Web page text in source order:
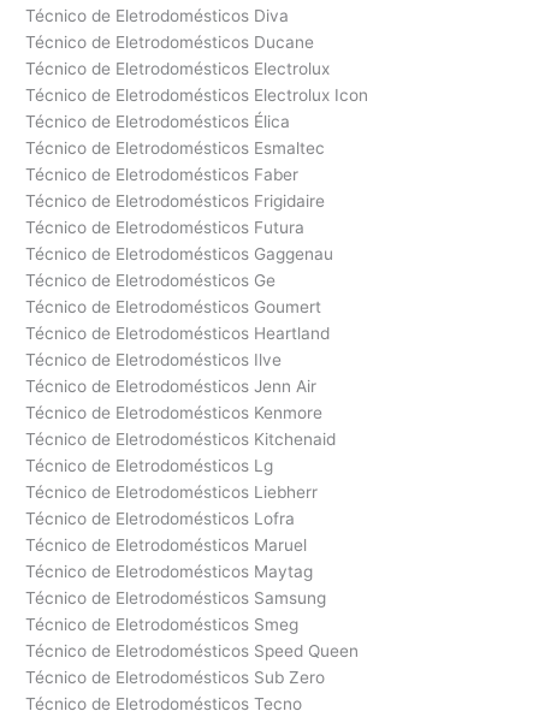
Técnico de Eletrodomésticos Diva
Técnico de Eletrodomésticos Ducane
Técnico de Eletrodomésticos Electrolux
Técnico de Eletrodomésticos Electrolux Icon
Técnico de Eletrodomésticos Élica
Técnico de Eletrodomésticos Esmaltec
Técnico de Eletrodomésticos Faber
Técnico de Eletrodomésticos Frigidaire
Técnico de Eletrodomésticos Futura
Técnico de Eletrodomésticos Gaggenau
Técnico de Eletrodomésticos Ge
Técnico de Eletrodomésticos Goumert
Técnico de Eletrodomésticos Heartland
Técnico de Eletrodomésticos Ilve
Técnico de Eletrodomésticos Jenn Air
Técnico de Eletrodomésticos Kenmore
Técnico de Eletrodomésticos Kitchenaid
Técnico de Eletrodomésticos Lg
Técnico de Eletrodomésticos Liebherr
Técnico de Eletrodomésticos Lofra
Técnico de Eletrodomésticos Maruel
Técnico de Eletrodomésticos Maytag
Técnico de Eletrodomésticos Samsung
Técnico de Eletrodomésticos Smeg
Técnico de Eletrodomésticos Speed Queen
Técnico de Eletrodomésticos Sub Zero
Técnico de Eletrodomésticos Tecno